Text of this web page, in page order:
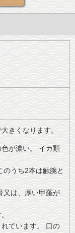
きくなります。
が濃い。 イカ類
うち2本は触腕と
又は、厚い甲羅が
ています。 口の